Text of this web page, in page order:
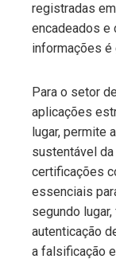
registradas
encadeados e
informações é
Para o setor
aplicações
lugar, permite
sustentável
certificações
essenciais
segundo
autenticação
a falsificação